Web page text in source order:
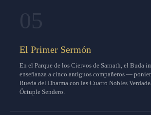
El Primer Sermón
En el Parque de los Ciervos de Sarnath, el Buda
enseñanza a cinco antiguos compañeros —
Rueda del Dharma con las Cuatro Nobles
Óctuple Sendero.